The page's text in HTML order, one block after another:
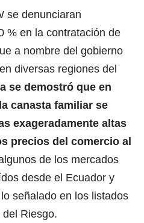
se denunciaran
% en la contratación de
a nombre del gobierno
diversas regiones del
se demostró que en
canasta familiar se
exageradamente altas
precios del comercio al
de los mercados
desde el Ecuador y
señalado en los listados
Riesgo.